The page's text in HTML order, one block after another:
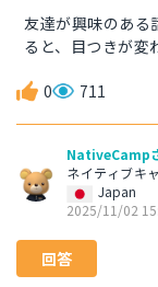
友達が興味のある
ると、目つきが変
0 711
NativeCamp
ネイティブキ
Japan
2025/11/02
回答